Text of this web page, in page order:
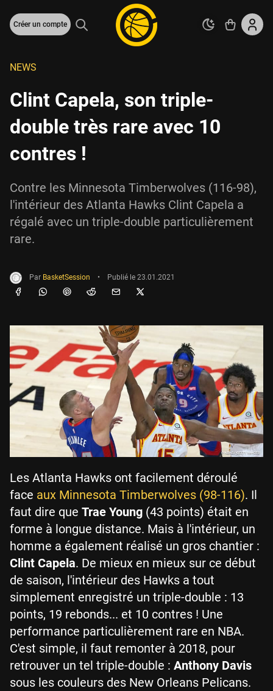
Créer un compte
NEWS
Clint Capela, son triple-
double très rare avec 10
contres !
Contre les Minnesota Timberwolves (116-98),
l'intérieur des Atlanta Hawks Clint Capela a
régalé avec un triple-double particulièrement
rare.
Par BasketSession • Publié le 23.01.2021
Les Atlanta Hawks ont facilement déroulé
face aux Minnesota Timberwolves (98-116). Il
faut dire que Trae Young (43 points) était en
forme à longue distance. Mais à l'intérieur, un
homme a également réalisé un gros chantier :
Clint Capela. De mieux en mieux sur ce début
de saison, l'intérieur des Hawks a tout
simplement enregistré un triple-double : 13
points, 19 rebonds... et 10 contres ! Une
performance particulièrement rare en NBA.
C'est simple, il faut remonter à 2018, pour
retrouver un tel triple-double : Anthony Davis
sous les couleurs des New Orleans Pelicans.